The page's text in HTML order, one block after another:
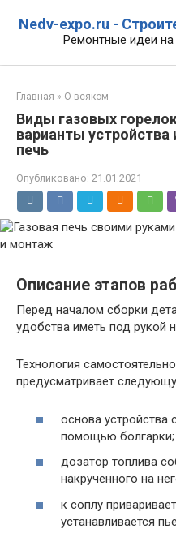
Nedv-expo.ru -
Ремонтные идеи
Главная » О всяком
Виды газовых
варианты
печь
Опубликовано: 21.01.2021
Описание этапов
Перед началом сборки
удобства иметь под рукой
Технология
предусматривает
основа устройства
помощью болгарки;
дозатор топлива
накрученного на
к соплу
устанавливается